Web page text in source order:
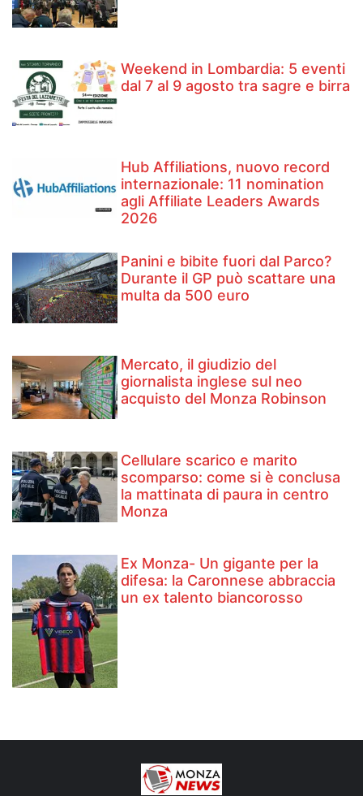
Weekend in Lombardia: 5 eventi
dal 7 al 9 agosto tra sagre e birra
Hub Affiliations, nuovo record
internazionale: 11 nomination
agli Affiliate Leaders Awards
2026
Panini e bibite fuori dal Parco?
Durante il GP può scattare una
multa da 500 euro
Mercato, il giudizio del
giornalista inglese sul neo
acquisto del Monza Robinson
Cellulare scarico e marito
scomparso: come si è conclusa
la mattinata di paura in centro
Monza
Ex Monza- Un gigante per la
difesa: la Caronnese abbraccia
un ex talento biancorosso